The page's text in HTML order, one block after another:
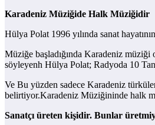
Karadeniz Müziğide Halk Müziğidir
Hülya Polat 1996 yılında sanat
Müziğe başladığında Karadeniz
söyleyenh Hülya Polat; Radyoda 10
Ve Bu yüzden sadece Karadeniz
belirtiyor.Karadeniz Müziğininde halk
Sanatçı üreten kişidir. Bunlar